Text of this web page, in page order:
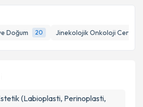
Doğum
20 Jinekolojik Onkoloji
e-posta ile
işlenmesine ilişkinAydınlatma
(Labioplasti, Perinoplasti,